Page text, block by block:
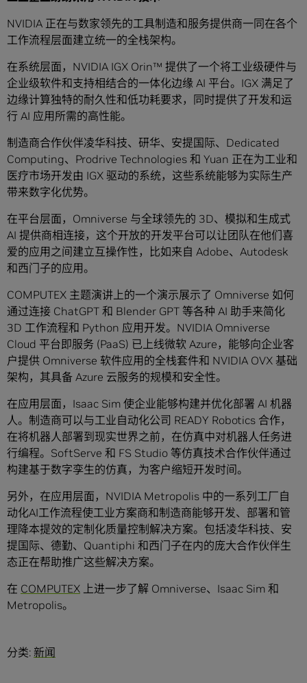
NVIDIA 正在与数家领先的工具制造和服务提供商一同在各个
工作流程层面建立统一的全栈架构。
在系统层面，NVIDIA IGX Orin™ 提供了一个将工业级硬件与
企业级软件和支持相结合的一体化边缘 AI 平台。IGX 满足了
边缘计算独特的耐久性和低功耗要求，同时提供了开发和运
行 AI 应用所需的高性能。
制造商合作伙伴凌华科技、研华、安提国际、Dedicated
Computing、Prodrive Technologies 和 Yuan 正在为工业和
医疗市场开发由 IGX 驱动的系统，这些系统能够为实际生产
带来数字化优势。
在平台层面，Omniverse 与全球领先的 3D、模拟和生成式
AI 提供商相连接，这个开放的开发平台可以让团队在他们喜
爱的应用之间建立互操作性，比如来自 Adobe、Autodesk
和西门子的应用。
COMPUTEX 主题演讲上的一个演示展示了 Omniverse 如何
通过连接 ChatGPT 和 Blender GPT 等各种 AI 助手来简化
3D 工作流程和 Python 应用开发。NVIDIA Omniverse
Cloud 平台即服务 (PaaS) 已上线微软 Azure，能够向企业客
户提供 Omniverse 软件应用的全栈套件和 NVIDIA OVX 基础
架构，其具备 Azure 云服务的规模和安全性。
在应用层面，Isaac Sim 使企业能够构建并优化部署 AI 机器
人。制造商可以与工业自动化公司 READY Robotics 合作，
在将机器人部署到现实世界之前，在仿真中对机器人任务进
行编程。SoftServe 和 FS Studio 等仿真技术合作伙伴通过
构建基于数字孪生的仿真，为客户缩短开发时间。
另外，在应用层面，NVIDIA Metropolis 中的一系列工厂自
动化AI工作流程使工业方案商和制造商能够开发、部署和管
理降本提效的定制化质量控制解决方案。包括凌华科技、安
提国际、德勤、Quantiphi 和西门子在内的庞大合作伙伴生
态正在帮助推广这些解决方案。
在 COMPUTEX 上进一步了解 Omniverse、Isaac Sim 和
Metropolis。
分类: 新闻